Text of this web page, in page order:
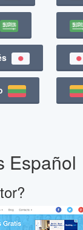
Español